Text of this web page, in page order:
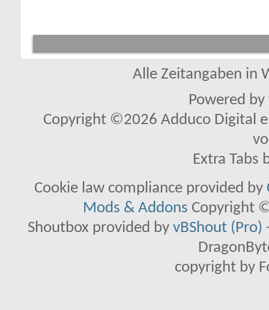
Alle Zeitangaben in
Powered by
Copyright ©2026 Adduco Digital
Extra Tabs
Cookie law compliance provided by
Mods & Addons Copyright
Shoutbox provided by vBShout (Pro)
copyright by